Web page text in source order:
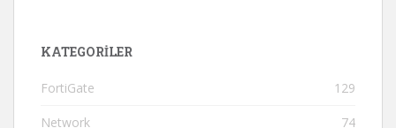
KATEGORILER
FortiGate 129
Network 74